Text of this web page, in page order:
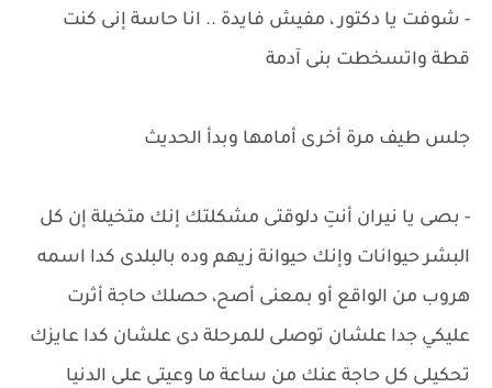
- شوفت يا دكتور ، مفيش فايدة .. انا حاسة إنى كنت
قطة واتسخطت بنى آدمة
جلس طيف مرة أخرى أمامها وبدأ الحديث
- بصى يا نيران أنتِ دلوقتى مشكلتك إنك متخيلة إن كل
البشر حيوانات وإنك حيوانة زيهم وده بالبلدى كدا اسمه
هروب من الواقع أو بمعنى أصح، حصلك حاجة أثرت
عليكي جدا علشان توصلى للمرحلة دى علشان كدا عايزك
تحكيلى كل حاجة عنك من ساعة ما وعيتى على الدنيا